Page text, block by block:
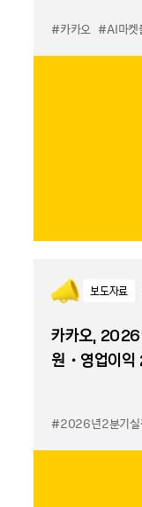
#카카오 #AI마켓
보도자료
카카오,
원・영업이
#2026년2분기실